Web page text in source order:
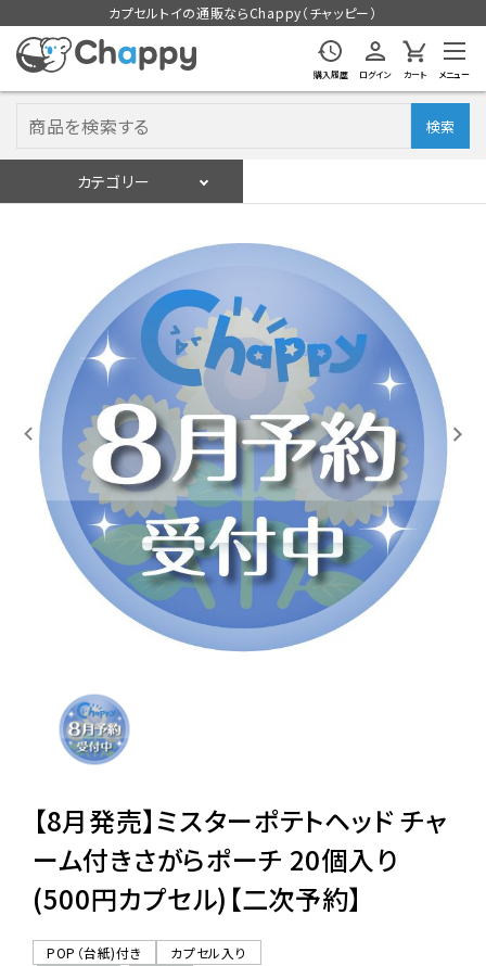
カプセルトイの通販ならChappy（チャッピー）
購入履歴 ログイン カート メニュー
検索
カテゴリー
入荷スケジュールをチェック
カプセルトイマシン本体
カプセルトイ
販促用空カプセル
レンタル
景品・玩具・文具
販促用カプセルトイ
06-6282-7659
【8月発売】ミスターポテトヘッド チャ
ーム付きさがらポーチ 20個入り
(500円カプセル)【二次予約】
POP（台紙)付き
カプセル入り